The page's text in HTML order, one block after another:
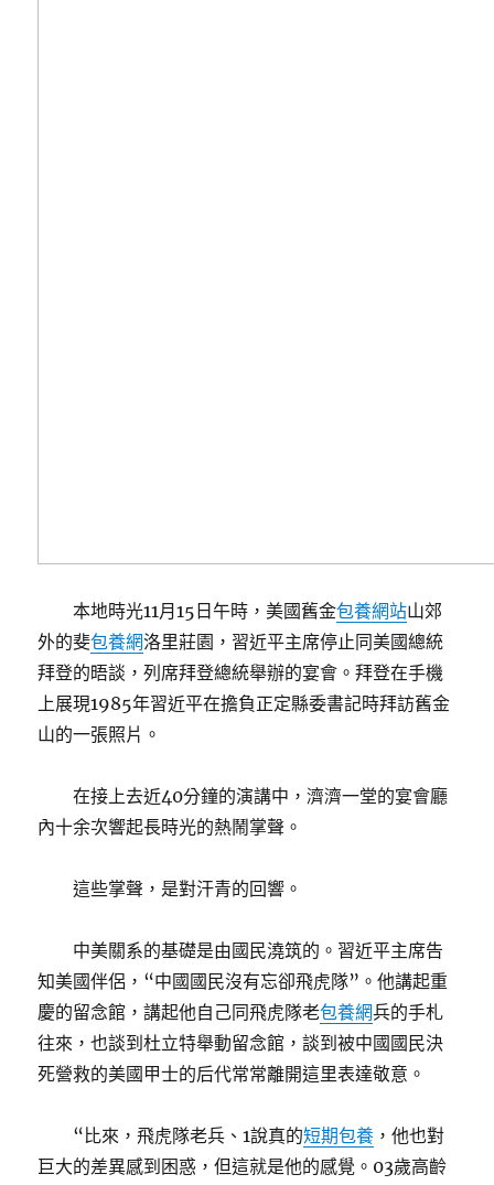
本地時光11月15日午時，美國舊金包養網站山郊
外的斐包養網洛里莊園，習近平主席停止同美國總統
拜登的晤談，列席拜登總統舉辦的宴會。拜登在手機
上展現1985年習近平在擔負正定縣委書記時拜訪舊金
山的一張照片。
在接上去近40分鐘的演講中，濟濟一堂的宴會廳
內十余次響起長時光的熱鬧掌聲。
這些掌聲，是對汗青的回響。
中美關系的基礎是由國民澆筑的。習近平主席告
知美國伴侶，“中國國民沒有忘卻飛虎隊”。他講起重
慶的留念館，講起他自己同飛虎隊老包養網兵的手札
往來，也談到杜立特舉動留念館，談到被中國國民決
死營救的美國甲士的后代常常離開這里表達敬意。
“比來，飛虎隊老兵、1說真的短期包養 ，他也對
巨大的差異感到困惑，但這就是他的感覺。03歲高齡